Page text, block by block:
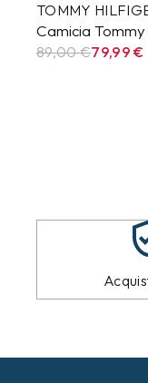
TOMMY
Camicia
89,00 €79,99€